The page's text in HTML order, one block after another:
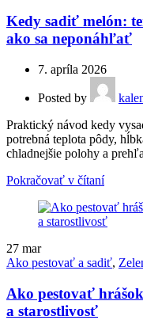
Kedy sadiť melón:
ako sa neponáhľať
7. apríla 2026
Posted by
Praktický návod kedy
potrebná teplota pôdy,
chladnejšie polohy a
Pokračovať v čítaní
27 mar
Ako pestovať a sadiť,
Ako pestovať
a starostlivosť